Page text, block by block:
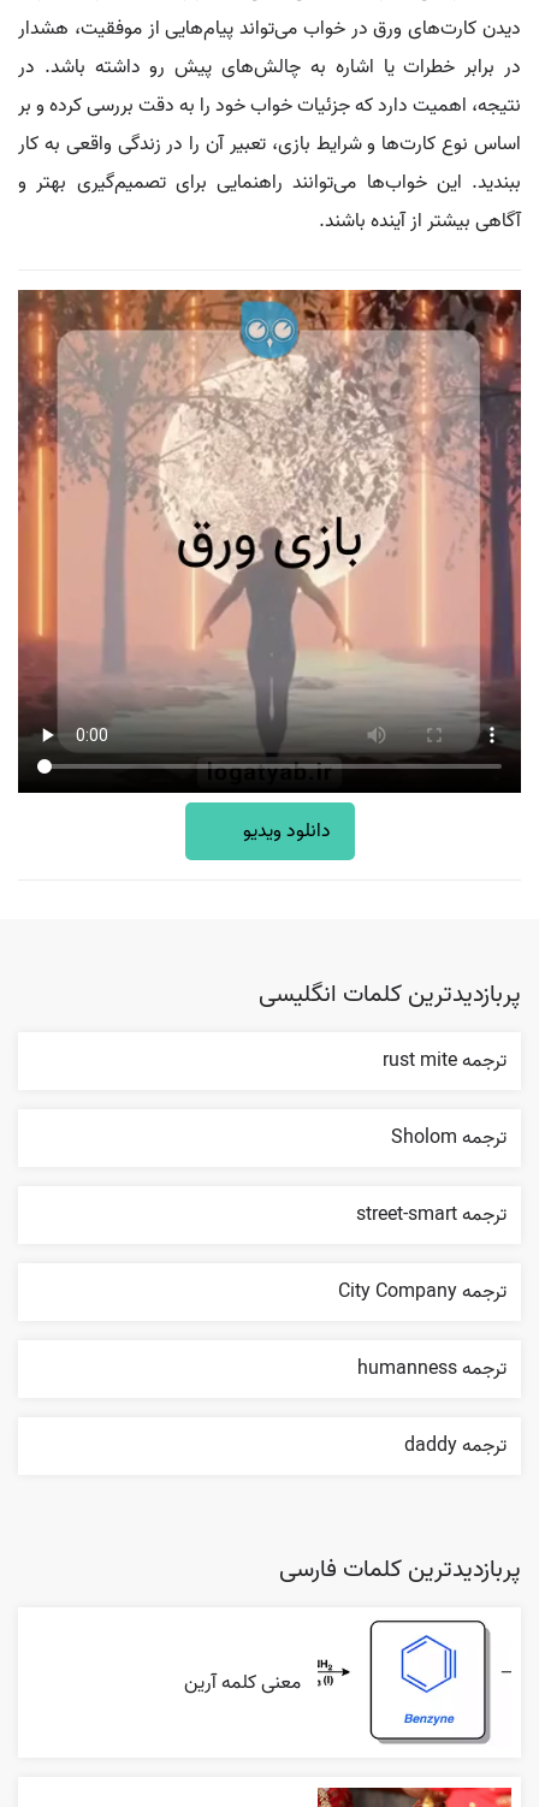
دیدن کارت‌های ورق در خواب می‌تواند پیام‌هایی از موفقیت، هشدار
در برابر خطرات یا اشاره به چالش‌های پیش رو داشته باشد. در
نتیجه، اهمیت دارد که جزئیات خواب خود را به دقت بررسی کرده و بر
اساس نوع کارت‌ها و شرایط بازی، تعبیر آن را در زندگی واقعی به کار
ببندید. این خواب‌ها می‌توانند راهنمایی برای تصمیم‌گیری بهتر و
آگاهی بیشتر از آینده باشند.
دانلود ویدیو
پربازدیدترین کلمات انگلیسی
ترجمه rust mite
ترجمه Sholom
ترجمه street-smart
ترجمه City Company
ترجمه humanness
ترجمه daddy
پربازدیدترین کلمات فارسی
معنی کلمه آرین